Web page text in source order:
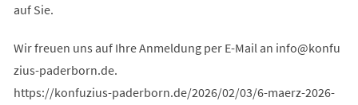
auf Sie.
Wir freuen uns auf Ihre Anmeldung per E-Mail an info
konfu
zius-paderborn de.
https://konfuzius-paderborn.de/2026/02/03/6-maerz-2026-